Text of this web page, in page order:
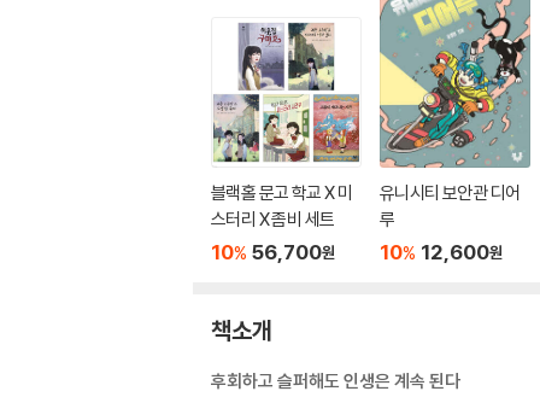
블랙홀 문고 학교 X 미
스터리 X 좀비 세트
10% 56,700원
유니시티 보안관 디어
루
10% 12,600원
책소개
후회하고 슬퍼해도 인생은 계속 된다